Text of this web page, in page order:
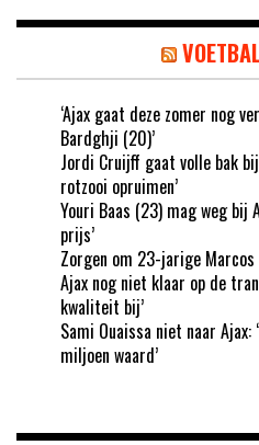
‘Ajax gaat deze zomer nog
Bardghji (20)’
Jordi Cruijff gaat volle bak
rotzooi opruimen’
Youri Baas (23) mag weg bij
prijs’
Zorgen om 23-jarige Marcos
Ajax nog niet klaar op de
kwaliteit bij’
Sami Ouaissa niet naar Ajax:
miljoen waard’